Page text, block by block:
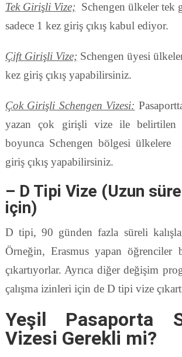
Tek Girişli Vize; Schengen ülkeler tek
sadece 1 kez giriş çıkış kabul ediyor.
Çift Girişli Vize; Schengen üyesi
kez giriş çıkış yapabilirsiniz.
Çok Girişli Schengen Vizesi:
yazan çok girişli vize ile belirtilen
boyunca Schengen bölgesi ülkelere
giriş çıkış yapabilirsiniz.
– D Tipi Vize (Uzun
için)
D tipi, 90 günden fazla süreli
Örneğin, Erasmus yapan öğrenciler
çıkartıyorlar. Ayrıca diğer değişim
çalışma izinleri için de D tipi vize
Yeşil Pasaporta
Vizesi Gerekli mi?